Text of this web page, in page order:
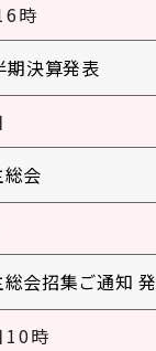
時
期決算発表
会
会招集ご通知
10時